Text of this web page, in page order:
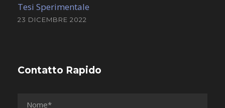
Tesi Sperimentale
23 DICEMBRE 2022
Contatto Rapido